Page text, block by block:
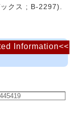
クス ; B-2297).
Information<<